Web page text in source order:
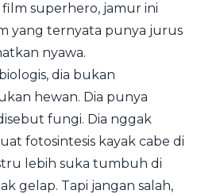
superhero, jamur ini
yang ternyata punya jurus
nyawa.
dia bukan
hewan. Dia punya
fungi. Dia nggak
fotosintesis kayak cabe di
lebih suka tumbuh di
gelap. Tapi jangan salah,